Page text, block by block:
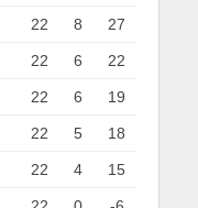
22 8 27
22 6 22
22 6 19
22 5 18
22 4 15